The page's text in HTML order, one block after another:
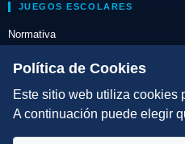
JUEGOS ESCOLARES
Normativa
Escuelas de Triatlón
DIRECCIÓN TÉCNICA
Política de Cookies
Este sitio web utiliza cookies
A continuación puede elegir